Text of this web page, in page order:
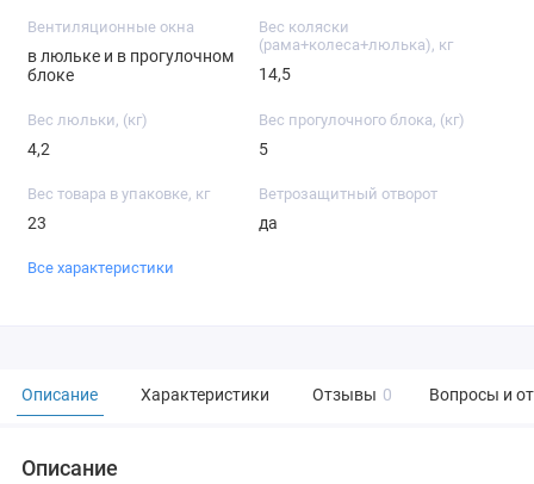
Вентиляционные окна
в люльке и в прогулочном
блоке
Вес коляски
(рама+колеса+люлька), кг
14,5
Вес люльки, (кг)
4,2
Вес прогулочного блока, (кг)
5
Вес товара в упаковке, кг
23
Ветрозащитный отворот
да
Все характеристики
Описание Характеристики Отзывы 0 Вопросы и
Описание